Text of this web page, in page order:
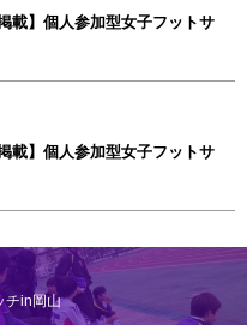
】個人参加型女子フットサ
】個人参加型女子フットサ
チin岡山